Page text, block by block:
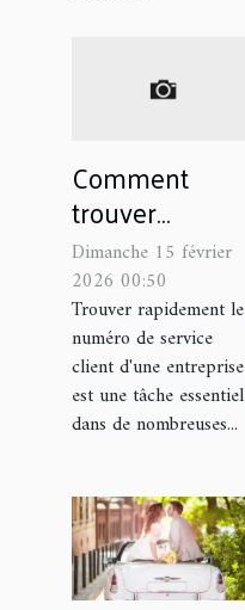
Comment
trouver
rapidement le
numéro de
service client
d'une
entreprise ?
Dimanche 15 février
2026 00:50
Trouver rapidement le
numéro de service
client d'une entreprise
est une tâche essentiel
dans de nombreuses...